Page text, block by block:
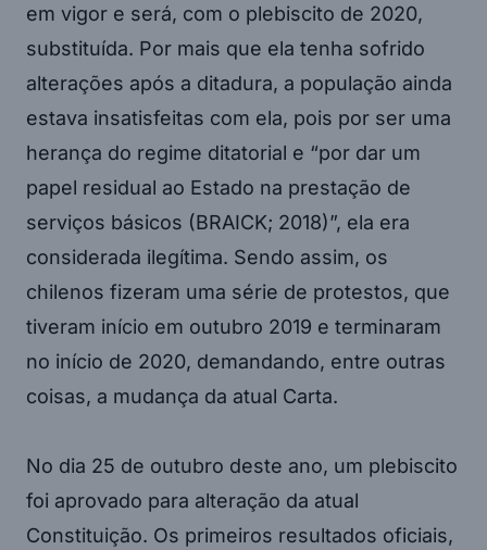
em vigor e será, com o plebiscito de 2020,
substituída. Por mais que ela tenha sofrido
alterações após a ditadura, a população ainda
estava insatisfeitas com ela, pois por ser uma
herança do regime ditatorial e “por dar um
papel residual ao Estado na prestação de
serviços básicos (BRAICK; 2018)”, ela era
considerada ilegítima. Sendo assim, os
chilenos fizeram uma série de protestos, que
tiveram início em outubro 2019 e terminaram
no início de 2020, demandando, entre outras
coisas, a mudança da atual Carta.
No dia 25 de outubro deste ano, um plebiscito
foi aprovado para alteração da atual
Constituição. Os primeiros resultados oficiais,